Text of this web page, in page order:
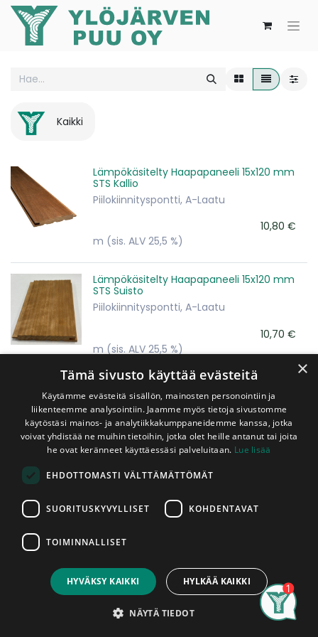
Account
Kaikki
Lämpökäsitelty Haapapaneeli 15x120 mm
STS Kallio
Piilokiinnityspontti, A-Laatu
10,80 €
m (sis. ALV 25,5 %)
Lämpökäsitelty Haapapaneeli 15x120 mm
STS Suisto
Piilokiinnityspontti, A-Laatu
10,70 €
m (sis. ALV 25,5 %)
Lämpökäsitelty Haapapaneeli 15x140 mm
STS Kallio
Piilokiinnityspontti, A-Laatu
13,30€
m(sis. ALV 25,5 %)
STS Kallio
Lämpökäsitelty Haapapaneeli 17x190 mm
STS Kallio
×
Tämä sivusto käyttää evästeitä
Käytämme evästeitä sisällön, mainosten personointiin ja
liikenteemme analysointiin. Jaamme myös tietoja sivustomme
käytöstäsi mainos- ja analytiikkakumppaneidemme kanssa, jotka
voivat yhdistää ne muihin tietoihin, jotka olet heille antanut tai joita
he ovat keränneet käyttäessäsi palveluitaan. Lue lisää
EHDOTTOMASTI VÄLTTÄMÄTTÖMÄT
SUORITUSKYVYLLISET KOHDENTAVAT
TOIMINNALLISET
HYVÄKSY KAIKKI HYLKÄÄ KAIKKI
NÄYTÄ TIEDOT